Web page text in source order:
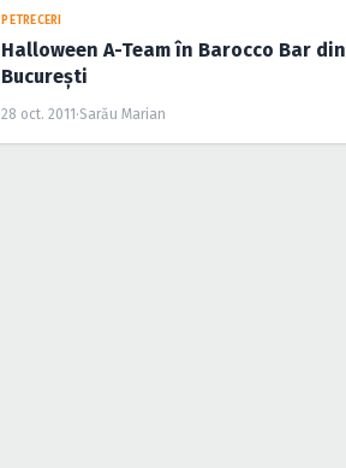
PETRECERI
Halloween A-Team în Barocco Bar din
Bucureşti
28 oct. 2011 ·Sarău Marian